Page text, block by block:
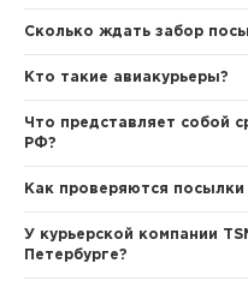
Сколько ждать забор
Кто такие авиакурьеры?
Что представляет собой
РФ?
Как проверяются
У курьерской компании
Петербурге?